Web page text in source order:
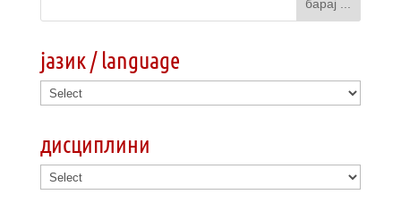
јазик / language
дисциплини